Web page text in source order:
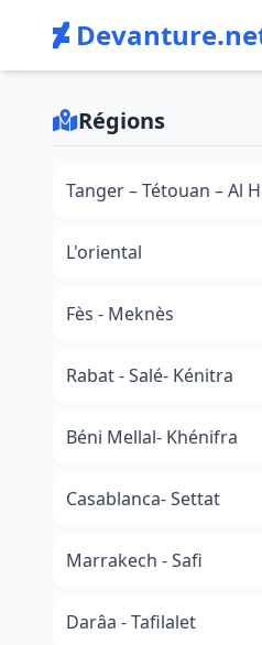
Régions
Tanger – Tétouan – Al
L'oriental
Fès - Meknès
Rabat - Salé- Kénitra
Béni Mellal- Khénifra
Casablanca- Settat
Marrakech - Safi
Darâa - Tafilalet